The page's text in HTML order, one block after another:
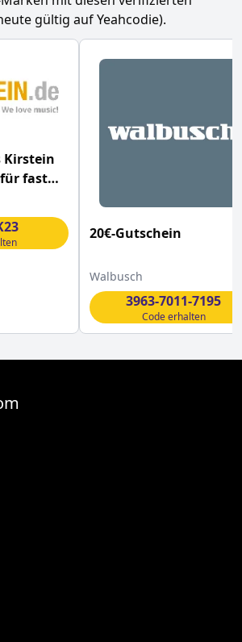
gültig auf Yeahcodie).
Kirstein
fast
20€-Gutschein
Walbusch
3963-7011-7195
Code erhalten